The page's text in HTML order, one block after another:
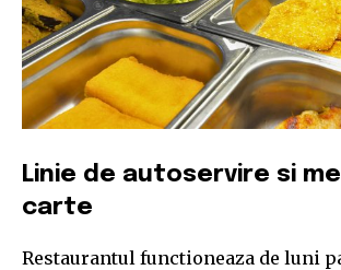
Linie de autoservire si
carte
Restaurantul functioneaza de luni